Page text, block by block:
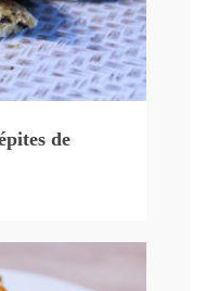
de